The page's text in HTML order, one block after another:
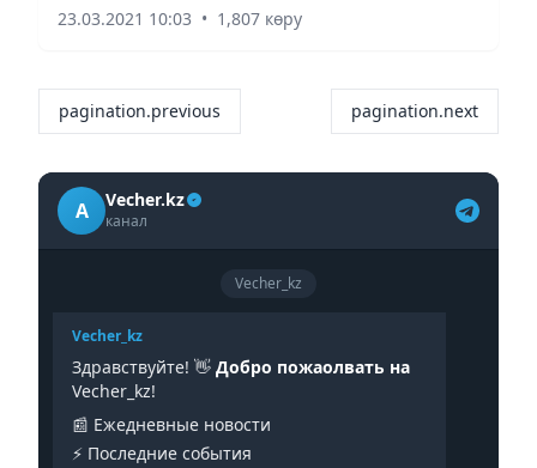
23.03.2021 10:03 • 1,807 көру
pagination.previous pagination.next
A Vecher.kz
канал
Vecher_kz
Vecher_kz
Здравствуйте! 👋 Добро пожаолвать на
Vecher_kz!
📰 Ежедневные новости
⚡️ Последние события